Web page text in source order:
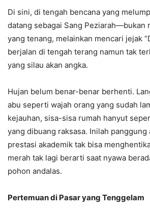
Di sini, di tengah bencana yang
datang sebagai Sang Peziarah—bukan
yang tenang, melainkan mencari jejak
berjalan di tengah terang namun tak
yang silau akan angka.
Hujan belum benar-benar berhenti.
abu seperti wajah orang yang sudah
kejauhan, sisa-sisa rumah hanyut
yang dibuang raksasa. Inilah
prestasi akademik tak bisa
merah tak lagi berarti saat nyawa
pohon andalas.
Pertemuan di Pasar yang Tenggelam